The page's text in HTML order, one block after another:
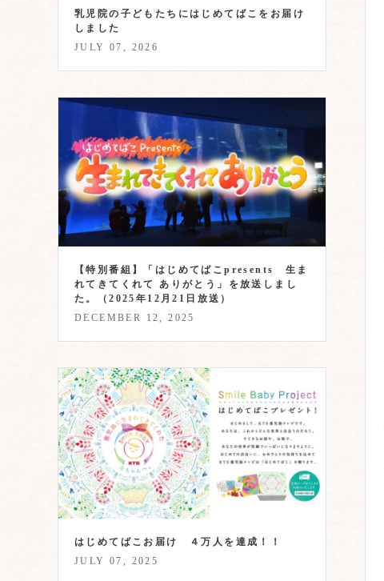
乳児院の子どもたちにはじめてばこをお届け
しました
JULY 07, 2026
【特別番組】「はじめてばこpresents 生ま
れてきてくれて ありがとう」を放送しまし
た。（2025年12月21日放送）
DECEMBER 12, 2025
はじめてばこお届け ４万人を達成！！
JULY 07, 2025